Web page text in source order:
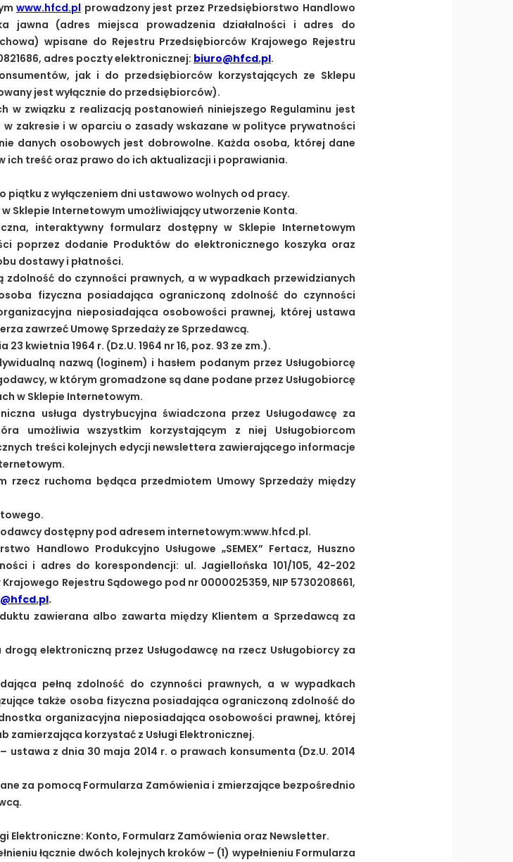
www.hfcd.pl prowadzony jest przez Przedsiębiorstwo Handlowo
jawna (adres miejsca prowadzenia działalności i adres do
wpisane do Rejestru Przedsiębiorców Krajowego Rejestru
adres poczty elektronicznej: biuro@hfcd.pl.
jak i do przedsiębiorców korzystających ze Sklepu
jest wyłącznie do przedsiębiorców).
związku z realizacją postanowień niniejszego Regulaminu jest
zakresie i w oparciu o zasady wskazane w polityce prywatności
danych osobowych jest dobrowolne. Każda osoba, której dane
ich treść oraz prawo do ich aktualizacji i poprawiania.
piątku z wyłączeniem dni ustawowo wolnych od pracy.
Sklepie Internetowym umożliwiający utworzenie Konta.
interaktywny formularz dostępny w Sklepie Internetowym
poprzez dodanie Produktów do elektronicznego koszyka oraz
dostawy i płatności.
zdolność do czynności prawnych, a w wypadkach przewidzianych
fizyczna posiadająca ograniczoną zdolność do czynności
nieposiadająca osobowości prawnej, której ustawa
zawrzeć Umowę Sprzedaży ze Sprzedawcą.
kwietnia 1964 r. (Dz.U. 1964 nr 16, poz. 93 ze zm.).
nazwą (loginem) i hasłem podanym przez Usługobiorcę
w którym gromadzone są dane podane przez Usługobiorcę
w Sklepie Internetowym.
usługa dystrybucyjna świadczona przez Usługodawcę za
umożliwia wszystkim korzystającym z niej Usługobiorcom
treści kolejnych edycji newslettera zawierającego informacje
rzecz ruchoma będąca przedmiotem Umowy Sprzedaży między
dostępny pod adresem internetowym:www.hfcd.pl.
Handlowo Produkcyjno Usługowe „SEMEX” Fertacz, Huszno
i adres do korespondencji: ul. Jagiellońska 101/105, 42-202
Rejestru Sądowego pod nr 0000025359, NIP 5730208661,
.
zawierana albo zawarta między Klientem a Sprzedawcą za
drogą elektroniczną przez Usługodawcę na rzecz Usługobiorcy za
pełną zdolność do czynności prawnych, a w wypadkach
także osoba fizyczna posiadająca ograniczoną zdolność do
organizacyjna nieposiadająca osobowości prawnej, której
korzystać z Usługi Elektronicznej.
– ustawa z dnia 30 maja 2014 r. o prawach konsumenta (Dz.U. 2014
za pomocą Formularza Zamówienia i zmierzające bezpośrednio
Elektroniczne: Konto, Formularz Zamówienia oraz Newsletter.
łącznie dwóch kolejnych kroków – (1) wypełnieniu Formularza